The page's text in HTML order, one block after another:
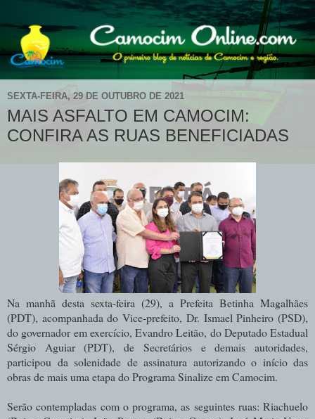
SEXTA-FEIRA, 29 DE OUTUBRO DE 2021
MAIS ASFALTO EM CAMOCIM:
CONFIRA AS RUAS BENEFICIADAS
Na manhã desta sexta-feira (29), a Prefeita Betinha Magalhães
(PDT), acompanhada do Vice-prefeito, Dr. Ismael Pinheiro (PSD),
do governador em exercício, Evandro Leitão, do Deputado Estadual
Sérgio Aguiar (PDT), de Secretários e demais autoridades,
participou da solenidade de assinatura autorizando o início das
obras de mais uma etapa do Programa Sinalize em Camocim.
Serão contempladas com o programa, as seguintes ruas: Riachuelo